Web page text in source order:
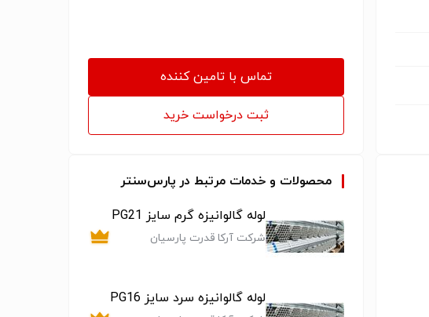
تماس با تامین کننده
ثبت درخواست خرید
محصولات و خدمات مرتبط در پارس‌سنتر
لوله گالوانیزه گرم سایز PG21
شرکت آرکا قدرت پارسیان
لوله گالوانیزه سرد سایز PG16